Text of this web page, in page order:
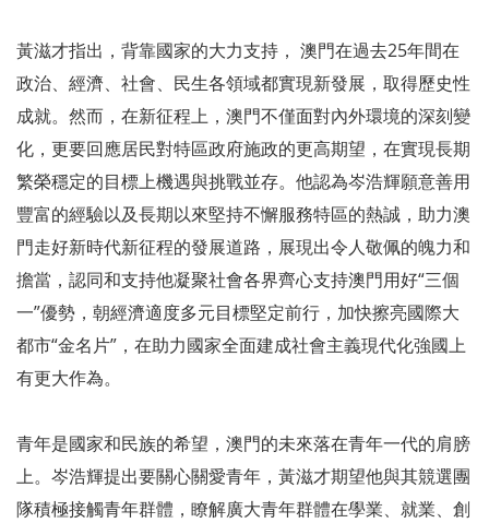
黃滋才指出，背靠國家的大力支持， 澳門在過去25年間在
政治、經濟、社會、民生各領域都實現新發展，取得歷史性
成就。然而，在新征程上，澳門不僅面對內外環境的深刻變
化，更要回應居民對特區政府施政的更高期望，在實現長期
繁榮穩定的目標上機遇與挑戰並存。他認為岑浩輝願意善用
豐富的經驗以及長期以來堅持不懈服務特區的熱誠，助力澳
門走好新時代新征程的發展道路，展現出令人敬佩的魄力和
擔當，認同和支持他凝聚社會各界齊心支持澳門用好“三個
一”優勢，朝經濟適度多元目標堅定前行，加快擦亮國際大
都市“金名片”，在助力國家全面建成社會主義現代化強國上
有更大作為。
青年是國家和民族的希望，澳門的未來落在青年一代的肩膀
上。岑浩輝提出要關心關愛青年，黃滋才期望他與其競選團
隊積極接觸青年群體，瞭解廣大青年群體在學業、就業、創